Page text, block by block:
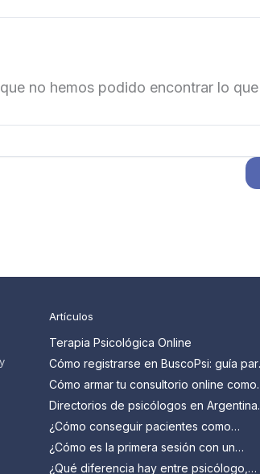
no hemos podido encontrar lo
Artículos
Terapia Psicológica Online
Cómo registrarse en BuscoPsi: guía
psicólogos que quieren conseguir más
Cómo armar tu consultorio online como
psicólogo en Argentina: guía paso a
Directorios de psicólogos en Argentina:
cuáles son y cómo aprovecharlos
¿Cómo conseguir pacientes como
psicólogo en Argentina?
¿Cómo es la primera sesión con un
psicólogo? Todo lo que tenés que
¿Qué diferencia hay entre psicólogo,